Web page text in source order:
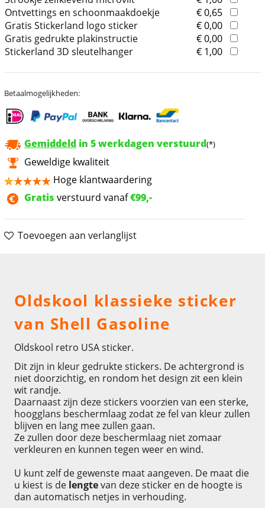
Ontvettings en schoonmaakdoekje
€ 0,65
Gratis Stickerland logo sticker
€ 0,00
Gratis gedrukte plakinstructie
€ 0,00
Stickerland 3D sleutelhanger
€ 1,00
Betaalmogelijkheden:
Gemiddeld in 5 werkdagen verstuurd(*)
Geweldige kwaliteit
Hoge klantwaardering
Gratis verstuurd vanaf€99,-
Toevoegen aan verlanglijst
Oldskool klassieke sticker
van Shell Gasoline
Oldskool retro USA sticker.
Dit zijn in kleur gedrukte stickers. De achtergrond is
niet doorzichtig, en rondom het design zit een klein
wit randje.
Daarnaast zijn deze stickers voorzien van een sterke,
hoogglans beschermlaag zodat ze fel van kleur zullen
blijven en lang mee zullen gaan.
Ze zullen door deze beschermlaag niet zomaar
verkleuren en kunnen tegen weer en wind.
U kunt zelf de gewenste maat aangeven. De maat die
u kiest is de lengtevan deze sticker en de hoogte is
dan automatisch netjes in verhouding.